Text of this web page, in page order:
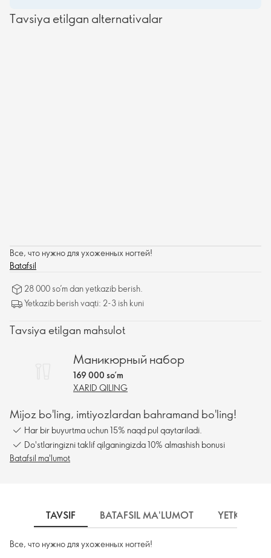
Tavsiya etilgan alternativalar
Все, что нужно для ухоженных ногтей!
Batafsil
28 000 so’m dan yetkazib berish.
Yetkazib berish vaqti: 2-3 ish kuni
Tavsiya etilgan mahsulot
Маникюрный набор
169 000 so’m
XARID QILING
Mijoz bo'ling, imtiyozlardan bahramand bo'ling!
Har bir buyurtma uchun 15% naqd pul qaytariladi.
Do'stlaringizni taklif qilganingizda 10% almashish bonusi
Batafsil ma'lumot
TAVSIF BATAFSIL MA'LUMOT YETKAZIB
Все, что нужно для ухоженных ногтей!